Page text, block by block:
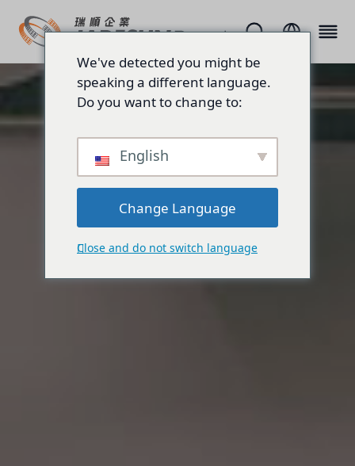
We've detected you might be
speaking a different language.
Do you want to change to:
English
Change Language
Close and do not switch language